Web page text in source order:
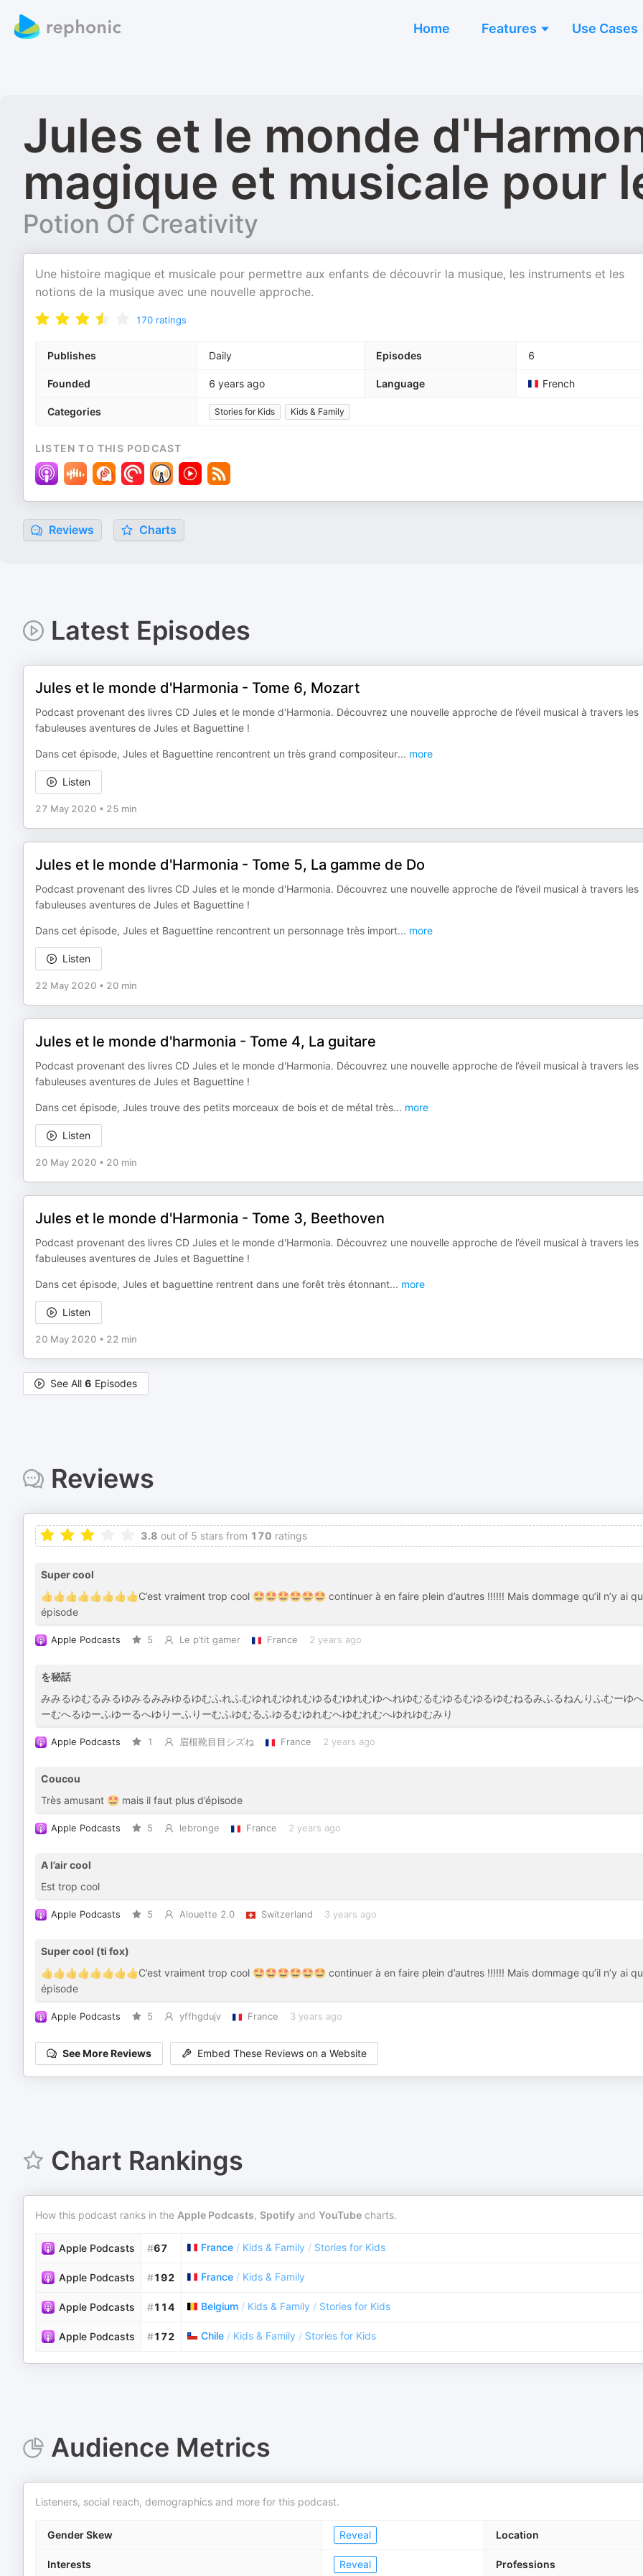
Home Features Use Cases
Jules et le monde
magique et musicale pour
Potion Of Creativity
Une histoire magique et musicale pour permettre aux enfants de découvrir la musique, les instruments et les
notions de la musique avec une nouvelle approche.
170 ratings
Publishes Daily Episodes 6
Founded 6 years ago Language French
Categories Stories for Kids Kids & Family
LISTEN TO THIS PODCAST
Reviews Charts
Latest Episodes
Jules et le monde d'Harmonia - Tome 6, Mozart
Podcast provenant des livres CD Jules et le monde d'Harmonia. Découvrez une nouvelle approche de l’éveil musical à travers les
fabuleuses aventures de Jules et Baguettine !
Dans cet épisode, Jules et Baguettine rencontrent un très grand compositeur... more
Listen
27 May 2020 • 25 min
Jules et le monde d'Harmonia - Tome 5, La gamme de Do
Podcast provenant des livres CD Jules et le monde d'Harmonia. Découvrez une nouvelle approche de l’éveil musical à travers les
fabuleuses aventures de Jules et Baguettine !
Dans cet épisode, Jules et Baguettine rencontrent un personnage très import... more
Listen
22 May 2020 • 20 min
Jules et le monde d'harmonia - Tome 4, La guitare
Podcast provenant des livres CD Jules et le monde d'Harmonia. Découvrez une nouvelle approche de l’éveil musical à travers les
fabuleuses aventures de Jules et Baguettine !
Dans cet épisode, Jules trouve des petits morceaux de bois et de métal très... more
Listen
20 May 2020 • 20 min
Jules et le monde d'Harmonia - Tome 3, Beethoven
Podcast provenant des livres CD Jules et le monde d'Harmonia. Découvrez une nouvelle approche de l’éveil musical à travers les
fabuleuses aventures de Jules et Baguettine !
Dans cet épisode, Jules et baguettine rentrent dans une forêt très étonnant... more
Listen
20 May 2020 • 22 min
See All 6 Episodes
Reviews
3.8 out of 5 stars from 170 ratings
Super cool
👍👍👍👍👍👍👍👍C’est vraiment trop cool 🤩🤩🤩🤩🤩🤩 continuer à en faire plein d’autres !!!!!! Mais dommage qu’il n’y ai
épisode
Apple Podcasts 5 Le p’tit gamer France 2 years ago
を秘話
みみるゆむるみるゆみるみみゆるゆむふれふむゆれむゆれむゆるむゆれむゆへれゆむるむゆるむゆるゆむねるみふるねんりふむーゆ
ーむへるゆーふゆーるへゆりーふりーむふゆむるふゆるむゆれむへゆむれむへゆれゆむみり
Apple Podcasts 1 眉根靴目目シズね France 2 years ago
Coucou
Très amusant 🤩 mais il faut plus d’épisode
Apple Podcasts 5 lebronge France 2 years ago
A l’air cool
Est trop cool
Apple Podcasts 5 Alouette 2.0 Switzerland 3 years ago
Super cool (ti fox)
👍👍👍👍👍👍👍👍C’est vraiment trop cool 🤩🤩🤩🤩🤩🤩 continuer à en faire plein d’autres !!!!!! Mais dommage qu’il n’y ai
épisode
Apple Podcasts 5 yffhgdujv France 3 years ago
See More Reviews Embed These Reviews on a Website
Chart Rankings
How this podcast ranks in the Apple Podcasts, Spotify and YouTube charts.
Apple Podcasts #67 France / Kids & Family / Stories for Kids
Apple Podcasts #192 France / Kids & Family
Apple Podcasts #114 Belgium / Kids & Family / Stories for Kids
Apple Podcasts #172 Chile / Kids & Family / Stories for Kids
Audience Metrics
Listeners, social reach, demographics and more for this podcast.
Gender Skew Reveal Location
Interests Reveal Professions